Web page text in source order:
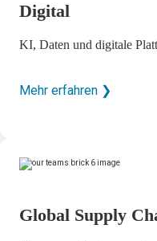
Digital
KI, Daten und digitale
Mehr erfahren ❯
Global Supply